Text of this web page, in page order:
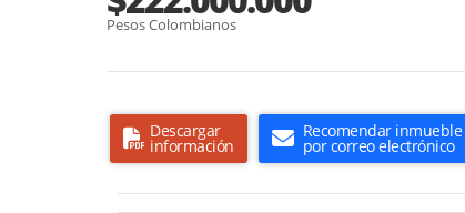
Pesos Colombianos
Descargar
información
Recomendar inmueble
por correo electrónico